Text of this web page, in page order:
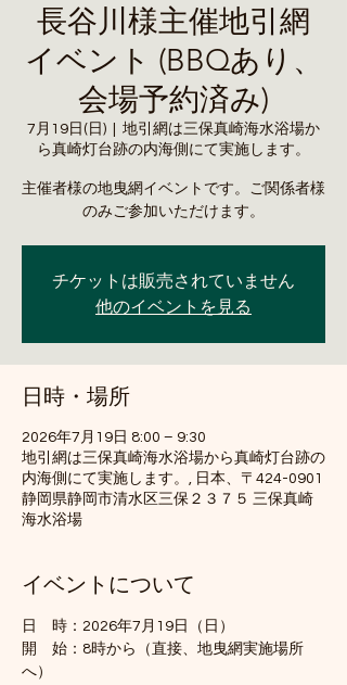
長谷川様主催地引網
イベント (BBQあり、
会場予約済み)
7月19日(日)
地引網は三保真崎海水浴場か
ら真崎灯台跡の内海側にて実施します。
主催者様の地曳網イベントです。ご関係者様
のみご参加いただけます。
チケットは販売されていません
他のイベントを見る
日時・場所
2026年7月19日 8:00 – 9:30
地引網は三保真崎海水浴場から真崎灯台跡の
内海側にて実施します。, 日本、〒424-0901
静岡県静岡市清水区三保２３７５ 三保真崎
海水浴場
イベントについて
日　時：2026年7月19日（日）
開　始：8時から（直接、地曳網実施場所
へ）